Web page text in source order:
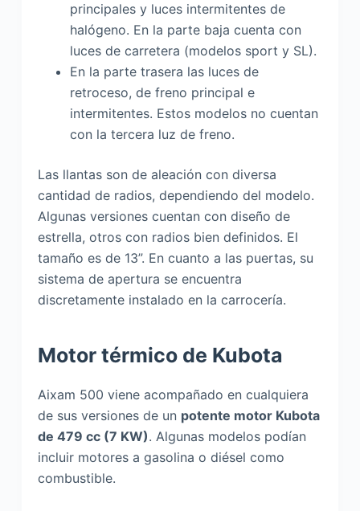
principales y luces intermitentes de
halógeno. En la parte baja cuenta con
luces de carretera (modelos sport y SL).
En la parte trasera las luces de
retroceso, de freno principal e
intermitentes. Estos modelos no cuentan
con la tercera luz de freno.
Las llantas son de aleación con diversa
cantidad de radios, dependiendo del modelo.
Algunas versiones cuentan con diseño de
estrella, otros con radios bien definidos. El
tamaño es de 13”. En cuanto a las puertas, su
sistema de apertura se encuentra
discretamente instalado en la carrocería.
Motor térmico de Kubota
Aixam 500 viene acompañado en cualquiera
de sus versiones de un potente motor Kubota
de 479 cc (7 KW). Algunas modelos podían
incluir motores a gasolina o diésel como
combustible.